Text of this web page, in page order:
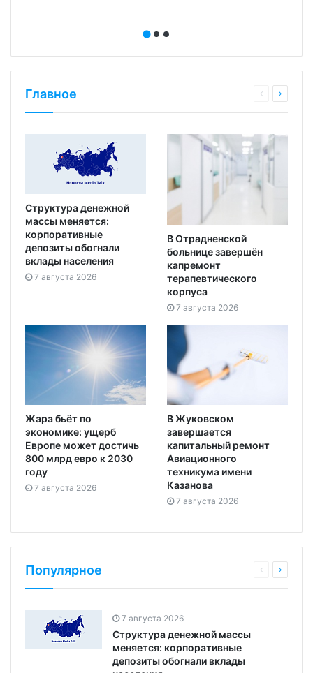
Главное
Структура денежной
массы меняется:
корпоративные
депозиты обогнали
вклады населения
7 августа 2026
В Отрадненской
больнице завершён
капремонт
терапевтического
корпуса
7 августа 2026
Жара бьёт по
экономике: ущерб
Европе может достичь
800 млрд евро к 2030
году
7 августа 2026
В Жуковском
завершается
капитальный ремонт
Авиационного
техникума имени
Казанова
7 августа 2026
Популярное
7 августа 2026
Структура денежной массы
меняется: корпоративные
депозиты обогнали вклады